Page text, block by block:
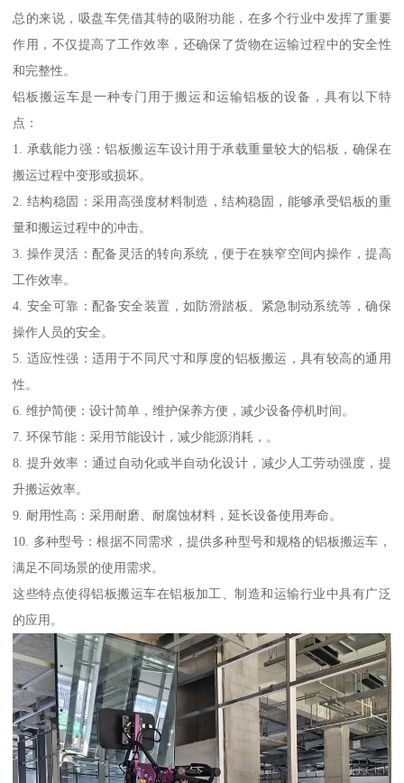
总的来说，吸盘车凭借其特的吸附功能，在多个行业中发挥了重要
作用，不仅提高了工作效率，还确保了货物在运输过程中的安全性
和完整性。
铝板搬运车是一种专门用于搬运和运输铝板的设备，具有以下特
点：
1. 承载能力强：铝板搬运车设计用于承载重量较大的铝板，确保在
搬运过程中变形或损坏。
2. 结构稳固：采用高强度材料制造，结构稳固，能够承受铝板的重
量和搬运过程中的冲击。
3. 操作灵活：配备灵活的转向系统，便于在狭窄空间内操作，提高
工作效率。
4. 安全可靠：配备安全装置，如防滑踏板、紧急制动系统等，确保
操作人员的安全。
5. 适应性强：适用于不同尺寸和厚度的铝板搬运，具有较高的通用
性。
6. 维护简便：设计简单，维护保养方便，减少设备停机时间。
7. 环保节能：采用节能设计，减少能源消耗，。
8. 提升效率：通过自动化或半自动化设计，减少人工劳动强度，提
升搬运效率。
9. 耐用性高：采用耐磨、耐腐蚀材料，延长设备使用寿命。
10. 多种型号：根据不同需求，提供多种型号和规格的铝板搬运车，
满足不同场景的使用需求。
这些特点使得铝板搬运车在铝板加工、制造和运输行业中具有广泛
的应用。